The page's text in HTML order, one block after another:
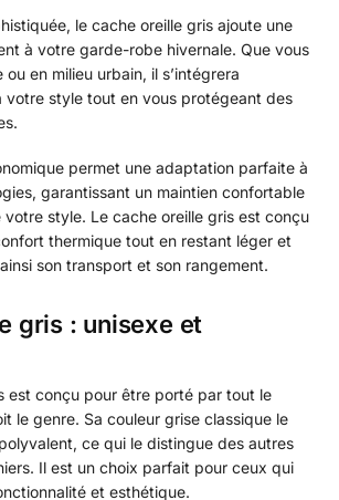
le cache oreille gris ajoute une
à votre garde-robe hivernale. Que vous
en milieu urbain, il s’intégrera
votre style tout en vous protégeant des
permet une adaptation parfaite à
garantissant un maintien confortable
style. Le cache oreille gris est conçu
thermique tout en restant léger et
son transport et son rangement.
gris : unisexe et
est conçu pour être porté par tout le
le genre. Sa couleur grise classique le
ce qui le distingue des autres
Il est un choix parfait pour ceux qui
et esthétique.